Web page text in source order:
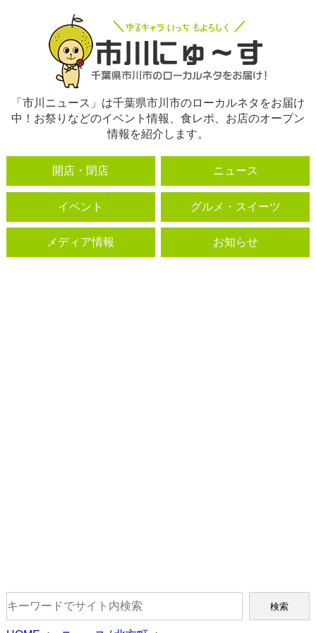
「市川ニュース」は千葉県市川市のローカルネタをお届け
中！お祭りなどのイベント情報、食レポ、お店のオープン
情報を紹介します。
開店・閉店 ニュース
イベント グルメ・スイーツ
メディア情報 お知らせ